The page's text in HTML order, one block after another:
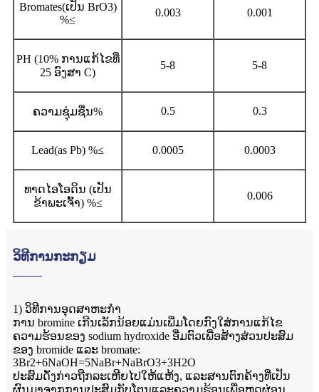
Bromates(ເປັນ BrO3)
%≤
0.003 0.001
PH (10% ການແກ້ໄຂທີ່
25 ອົງສາ C)
5-8 5-8
ຄວາມຊຸ່ມຊື່ນ% 0.5 0.3
Lead(as Pb) %≤ 0.0005 0.0003
ທາດໄອໂອດິນ (ເປັນ
ຂ້າພະເຈົ້າ) %≤
0.006
ວິທີການກະກຽມ
1) ວິທີການອຸດສາຫະກໍາ
ການ bromine ເກີນເລັກນ້ອຍແມ່ນເພີ່ມໂດຍກົງໃສ່ການແກ້ໄຂ
ຄວາມຮ້ອນຂອງ sodium hydroxide ອີ່ມຕົວເພື່ອສ້າງສ່ວນປະສົມ
ຂອງ bromide ແລະ bromate:
3Br2+6NaOH=5NaBr+NaBrO3+3H2O
ປະສົມດັ່ງກ່າວຖືກລະເຫີຍໄປໃຫ້ແຫ້ງ, ແລະສານຕົກຄ້າງທີ່ເປັນ
ຜົນມາຈາກການປະສົມກັບໂຕນແລະຄວາມຮ້ອນເພື່ອຫຼຸດຜ່ອນ